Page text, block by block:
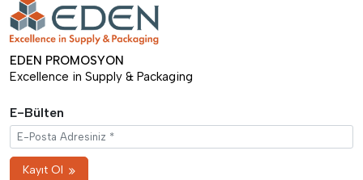
EDEN PROMOSYON
Excellence in Supply & Packaging
E-Bülten
Kayıt Ol